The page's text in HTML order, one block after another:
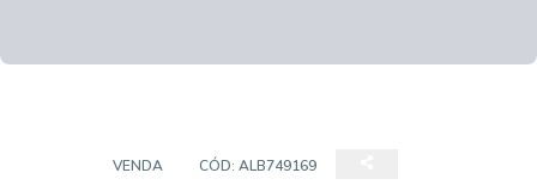
VENDA CÓD: ALB749169